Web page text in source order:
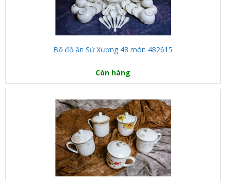
Bộ đồ ăn Sứ Xương 48 món 482615
Còn hàng